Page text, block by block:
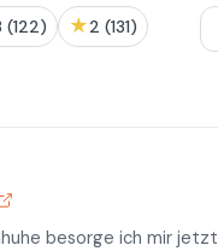
3 (122) ★ 2 (131)
besorge ich mir